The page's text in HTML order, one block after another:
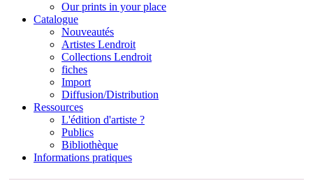
Our prints in your place
Catalogue
Nouveautés
Artistes Lendroit
Collections Lendroit
fiches
Import
Diffusion/Distribution
Ressources
L'édition d'artiste ?
Publics
Bibliothèque
Informations pratiques